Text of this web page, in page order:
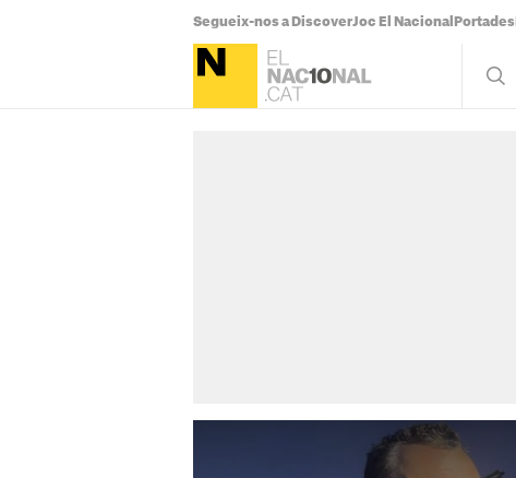
Segueix-nos a DiscoverJoc El Nacional Portades